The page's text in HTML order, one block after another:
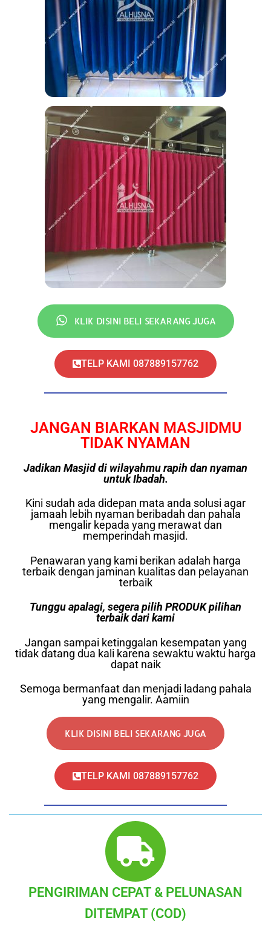
KLIK DISINI BELI SEKARANG JUGA
TELP KAMI 087889157762
JANGAN BIARKAN MASJIDMU
TIDAK NYAMAN
Jadikan Masjid di wilayahmu rapih dan nyaman
untuk Ibadah.
Kini sudah ada didepan mata anda solusi agar
jamaah lebih nyaman beribadah dan pahala
mengalir kepada yang merawat dan
memperindah masjid.
Penawaran yang kami berikan adalah harga
terbaik dengan jaminan kualitas dan pelayanan
terbaik
Tunggu apalagi, segera pilih PRODUK pilihan
terbaik dari kami
Jangan sampai ketinggalan kesempatan yang
tidak datang dua kali karena sewaktu waktu harga
dapat naik
Semoga bermanfaat dan menjadi ladang pahala
yang mengalir. Aamiin
KLIK DISINI BELI SEKARANG JUGA
TELP KAMI 087889157762
PENGIRIMAN CEPAT & PELUNASAN
DITEMPAT (COD)